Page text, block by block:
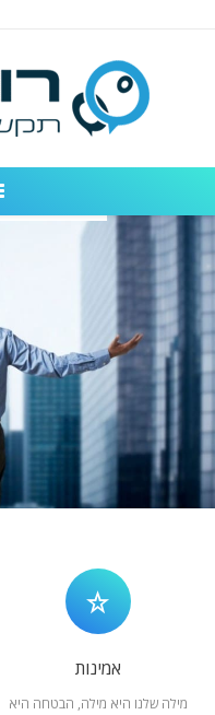
דוגמאות
לקוחות – משרד
חדר חדשות
המלצות
צור קשר
אמינות
מילה שלנו היא מילה, הבטחה היא